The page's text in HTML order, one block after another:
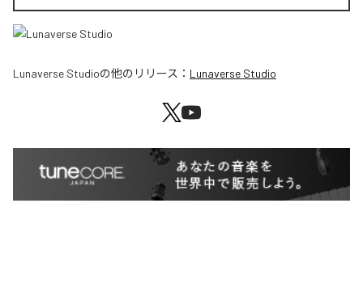
Lunaverse Studioの他のリリース： Lunaverse Studio